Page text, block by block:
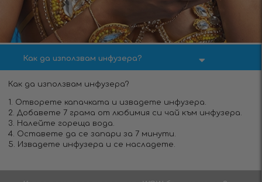
Как да използвам инфузера?
Как да използвам инфузера?
1. Отворете капачката и извадете инфузера.
2. Добавете 7 грама от любимия си чай към инфузера.
3. Налейте гореща вода.
4. Оставете да се запари за 7 минути.
5. Извадете инфузера и се насладете.